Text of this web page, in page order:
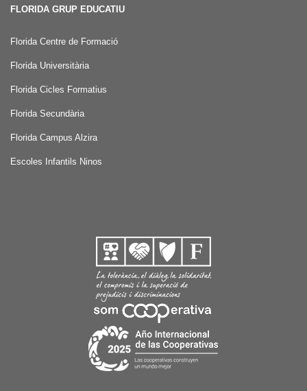
FLORIDA GRUP EDUCATIU
Florida Centre de Formació
Florida Universitària
Florida Cicles Formatius
Florida Secundària
Florida Campus Alzira
Escoles Infantils Ninos